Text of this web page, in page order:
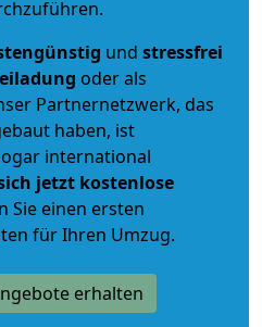
und stressfrei
oder als
Partnernetzwerk, das
haben, ist
international
jetzt kostenlose
Sie einen ersten
für Ihren Umzug.
erhalten